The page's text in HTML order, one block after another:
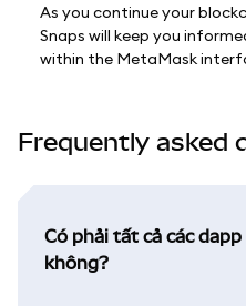
As you continue your
Snaps will keep you
within the MetaMask
Frequently asked
Có phải tất cả các
không?